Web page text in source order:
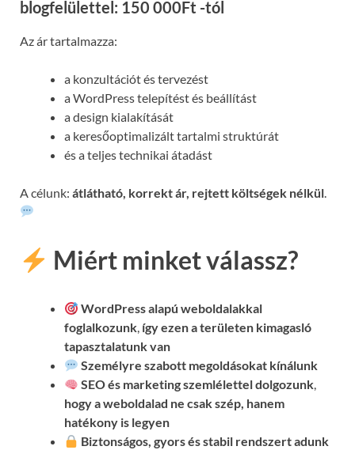
blogfelülettel: 150 000Ft -tól
Az ár tartalmazza:
a konzultációt és tervezést
a WordPress telepítést és beállítást
a design kialakítását
a keresőoptimalizált tartalmi struktúrát
és a teljes technikai átadást
A célunk: átlátható, korrekt ár, rejtett költségek nélkül
Miért minket válassz?
WordPress alapú weboldalakkal
foglalkozunk, így ezen a területen kimagasló
tapasztalatunk van
Személyre szabott megoldásokat kínálunk
SEO és marketing szemlélettel dolgozunk,
hogy a weboldalad ne csak szép, hanem
hatékony is legyen
Biztonságos, gyors és stabil rendszert adunk